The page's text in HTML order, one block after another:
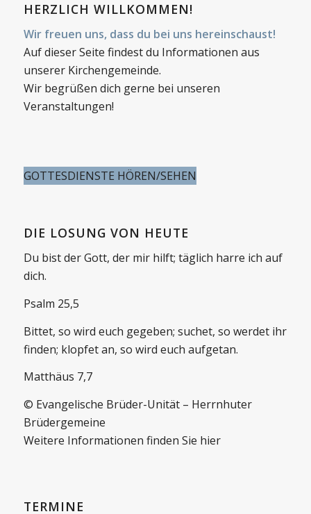
HERZLICH WILLKOMMEN!
Wir freuen uns, dass du bei uns hereinschaust!
Auf dieser Seite findest du Informationen aus
unserer Kirchengemeinde.
Wir begrüßen dich gerne bei unseren
Veranstaltungen!
GOTTESDIENSTE HÖREN/SEHEN
DIE LOSUNG VON HEUTE
Du bist der Gott, der mir hilft; täglich harre ich auf
dich.
Psalm 25,5
Bittet, so wird euch gegeben; suchet, so werdet ihr
finden; klopfet an, so wird euch aufgetan.
Matthäus 7,7
© Evangelische Brüder-Unität – Herrnhuter
Brüdergemeine
Weitere Informationen finden Sie hier
TERMINE